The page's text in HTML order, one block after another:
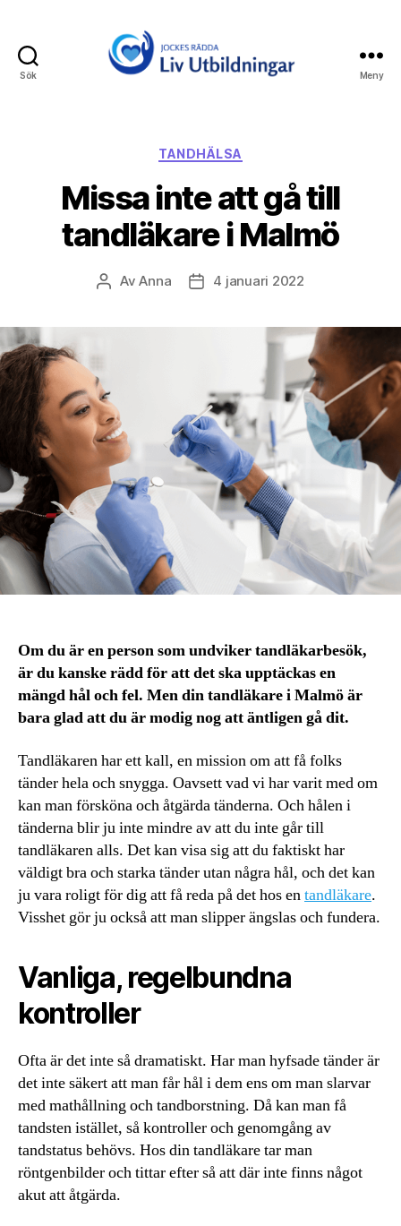
Sök
Utbildningar
Meny
Kategorier
TANDHÄLSA
Missa inte att gå till
tandläkare i Malmö
Inläggsförfattare
AvAnna Inläggsdatum
4 januari 2022
Om du är en person som undviker tandläkarbesök,
är du kanske rädd för att det ska upptäckas en
mängd hål och fel. Men din tandläkare i Malmö är
bara glad att du är modig nog att äntligen gå dit.
Tandläkaren har ett kall, en mission om att få folks
tänder hela och snygga. Oavsett vad vi har varit med om
kan man försköna och åtgärda tänderna. Och hålen i
tänderna blir ju inte mindre av att du inte går till
tandläkaren alls. Det kan visa sig att du faktiskt har
väldigt bra och starka tänder utan några hål, och det kan
ju vara roligt för dig att få reda på det hos entandläkare.
Visshet gör ju också att man slipper ängslas och fundera.
Vanliga, regelbundna
kontroller
Ofta är det inte så dramatiskt. Har man hyfsade tänder är
det inte säkert att man får hål i dem ens om man slarvar
med mathållning och tandborstning. Då kan man få
tandsten istället, så kontroller och genomgång av
tandstatus behövs. Hos din tandläkare tar man
röntgenbilder och tittar efter så att där inte finns något
akut att åtgärda.